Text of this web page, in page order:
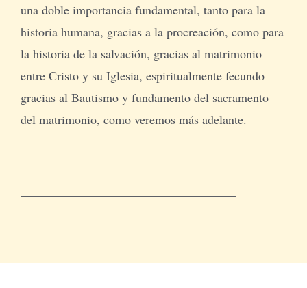
una doble importancia fundamental, tanto para la
historia humana, gracias a la procreación, como para
la historia de la salvación, gracias al matrimonio
entre Cristo y su Iglesia, espiritualmente fecundo
gracias al Bautismo y fundamento del sacramento
del matrimonio, como veremos más adelante.